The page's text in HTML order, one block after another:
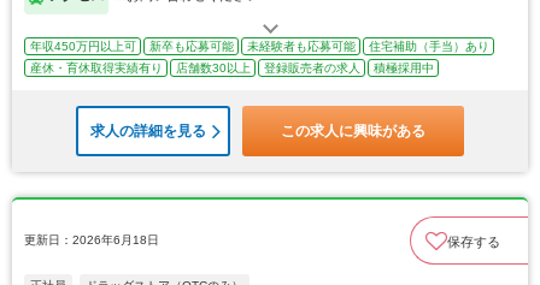
年収450万円以上可 新卒も応募可能 未経験者も応募可能
住宅補助（手当）あり
産休・育休取得実績有り
店舗数30以上 登録販売者の求人 積極採用中
求人の詳細を見る この求人に興味がある
更新日：2026年6月18日 保存する